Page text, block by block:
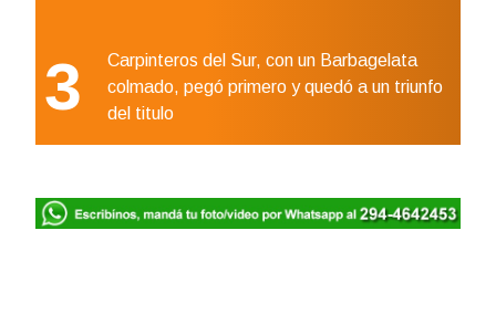
3
Carpinteros del Sur, con un Barbagelata
colmado, pegó primero y quedó a un triunfo
del titulo